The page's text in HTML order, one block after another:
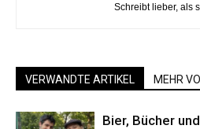
Schreibt lieber, als
VERWANDTE ARTIKEL MEHR
Bier, Bücher